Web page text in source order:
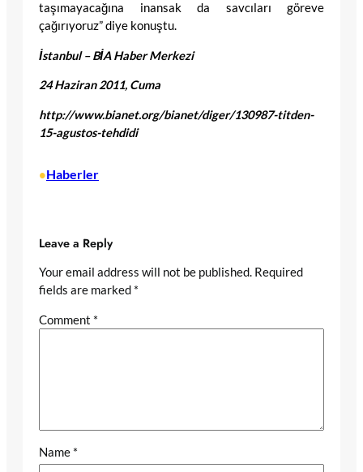
taşımayacağına inansak da savcıları göreve
çağırıyoruz” diye konuştu.
İstanbul – BİA Haber Merkezi
24 Haziran 2011, Cuma
http://www.bianet.org/bianet/diger/130987-titden-
15-agustos-tehdidi
•Haberler
Leave a Reply
Your email address will not be published. Required
fields are marked *
Comment *
Name *